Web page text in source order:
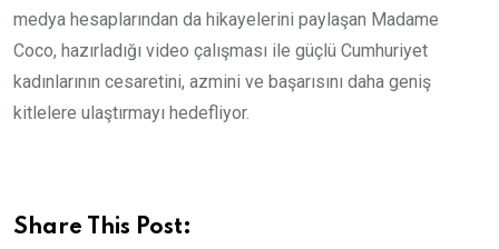
medya hesaplarından da hikayelerini paylaşan Madame
Coco, hazırladığı video çalışması ile güçlü Cumhuriyet
kadınlarının cesaretini, azmini ve başarısını daha geniş
kitlelere ulaştırmayı hedefliyor.
Share This Post: